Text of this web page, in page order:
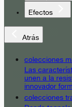
Efectos
Atrás
colecciones
Las
unen a la
innovador
colecciones